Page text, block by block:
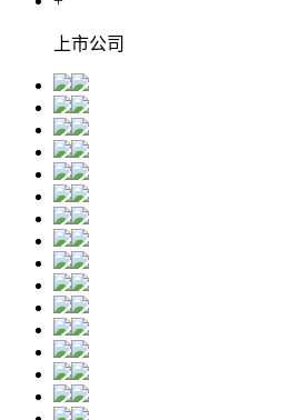
上市公司